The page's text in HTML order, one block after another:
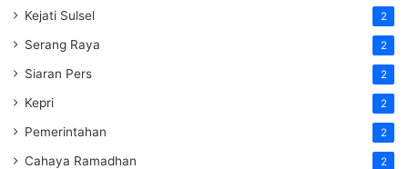
Kejati Sulsel 2
Serang Raya 2
Siaran Pers 2
Kepri 2
Pemerintahan 2
Cahaya Ramadhan 2